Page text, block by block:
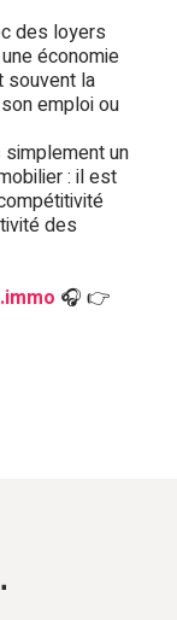
des loyers
économie
souvent la
emploi ou
simplement un
: il est
des
🎧 👉